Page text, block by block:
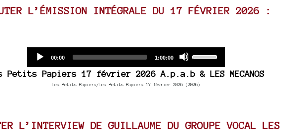
L’ÉMISSION INTÉGRALE DU 17 FÉVRIER 2026 :
Current
00:00
Total
1:00:00
Arrow
keys
or
Petits Papiers 17 février 2026 A.p.a.b & LES MECANOS
Les Petits Papiers/Les Petits Papiers 17 février 2026 (2026)
L’INTERVIEW DE GUILLAUME DU GROUPE VOCAL LES